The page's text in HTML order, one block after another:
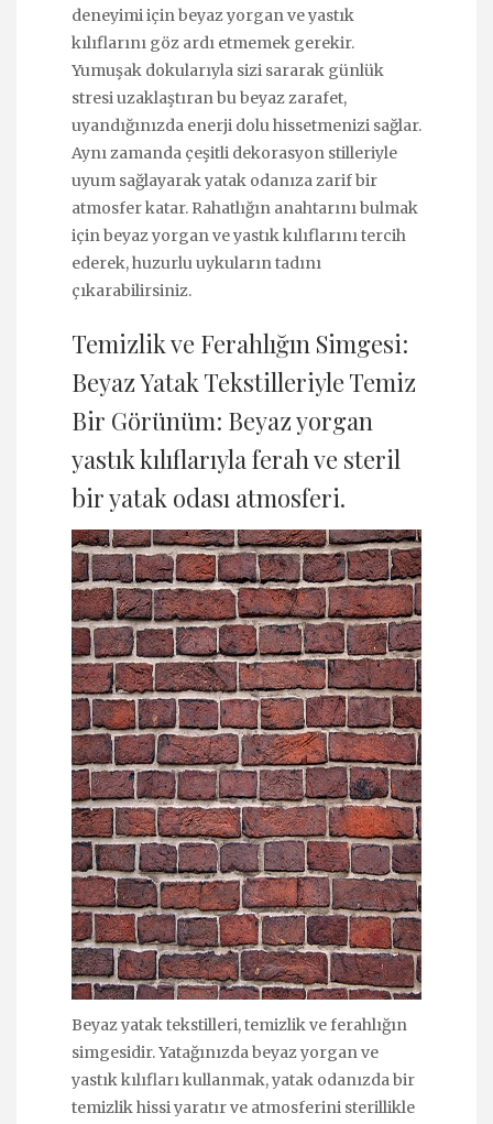
deneyimi için beyaz yorgan ve yastık
kılıflarını göz ardı etmemek gerekir.
Yumuşak dokularıyla sizi sararak günlük
stresi uzaklaştıran bu beyaz zarafet,
uyandığınızda enerji dolu hissetmenizi sağlar.
Aynı zamanda çeşitli dekorasyon stilleriyle
uyum sağlayarak yatak odanıza zarif bir
atmosfer katar. Rahatlığın anahtarını bulmak
için beyaz yorgan ve yastık kılıflarını tercih
ederek, huzurlu uykuların tadını
çıkarabilirsiniz.
Temizlik ve Ferahlığın Simgesi:
Beyaz Yatak Tekstilleriyle Temiz
Bir Görünüm: Beyaz yorgan
yastık kılıflarıyla ferah ve steril
bir yatak odası atmosferi.
Beyaz yatak tekstilleri, temizlik ve ferahlığın
simgesidir. Yatağınızda beyaz yorgan ve
yastık kılıfları kullanmak, yatak odanızda bir
temizlik hissi yaratır ve atmosferini sterillikle